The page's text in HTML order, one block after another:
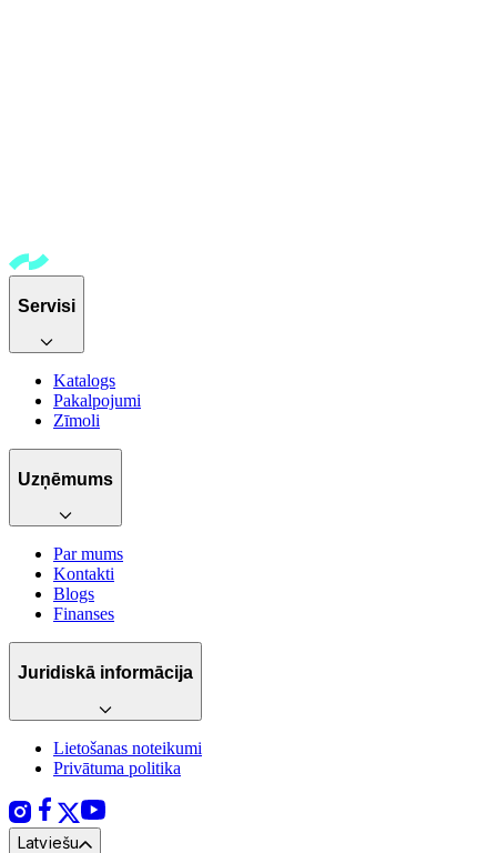
Servisi
Katalogs
Pakalpojumi
Zīmoli
Uzņēmums
Par mums
Kontakti
Blogs
Finanses
Juridiskā informācija
Lietošanas noteikumi
Privātuma politika
Latviešu